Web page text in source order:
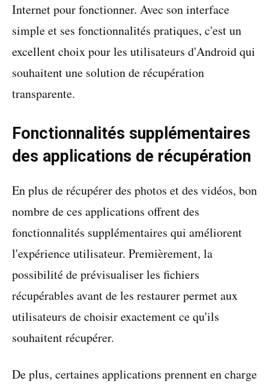
Internet pour fonctionner. Avec son interface
simple et ses fonctionnalités pratiques, c'est un
excellent choix pour les utilisateurs d'Android qui
souhaitent une solution de récupération
transparente.
Fonctionnalités supplémentaires
des applications de récupération
En plus de récupérer des photos et des vidéos, bon
nombre de ces applications offrent des
fonctionnalités supplémentaires qui améliorent
l'expérience utilisateur. Premièrement, la
possibilité de prévisualiser les fichiers
récupérables avant de les restaurer permet aux
utilisateurs de choisir exactement ce qu'ils
souhaitent récupérer.
De plus, certaines applications prennent en charge